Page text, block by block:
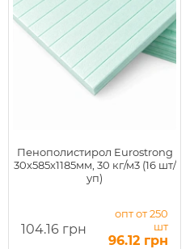
Пенополистирол Eurostrong
30х585х1185мм, 30 кг/м3 (16 шт/
уп)
104.16 грн
опт от 250
шт
96.12 грн